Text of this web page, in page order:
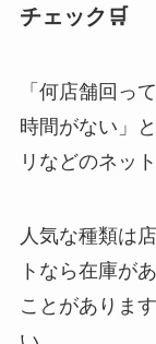
チェック🛒
「何店舗回っ
時間がない」
リなどのネッ
人気な種類は
トなら在庫が
ことがありま